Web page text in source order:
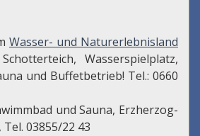
Wasser- und Naturerlebnisland
Wasserspielplatz,
und Buffetbetrieb! Tel.: 0660
und Sauna, Erzherzog-
03855/22 43